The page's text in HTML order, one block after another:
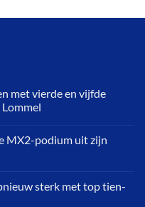
met vierde en vijfde
MX2-podium uit zijn
sterk met top tien-